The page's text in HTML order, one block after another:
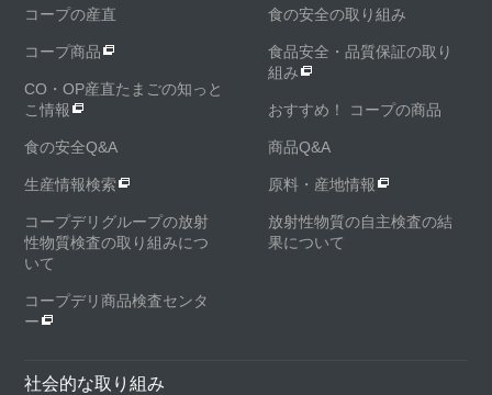
コープの産直 食の安全の取り組み
コープ商品
食品安全・品質保証の取り
組み
CO・OP産直たまごの知っと
こ情報
おすすめ！ コープの商品
食の安全Q&A 商品Q&A
生産情報検索 原料・産地情報
コープデリグループの放射
性物質検査の取り組みにつ
いて
放射性物質の自主検査の結
果について
コープデリ商品検査センタ
ー
社会的な取り組み